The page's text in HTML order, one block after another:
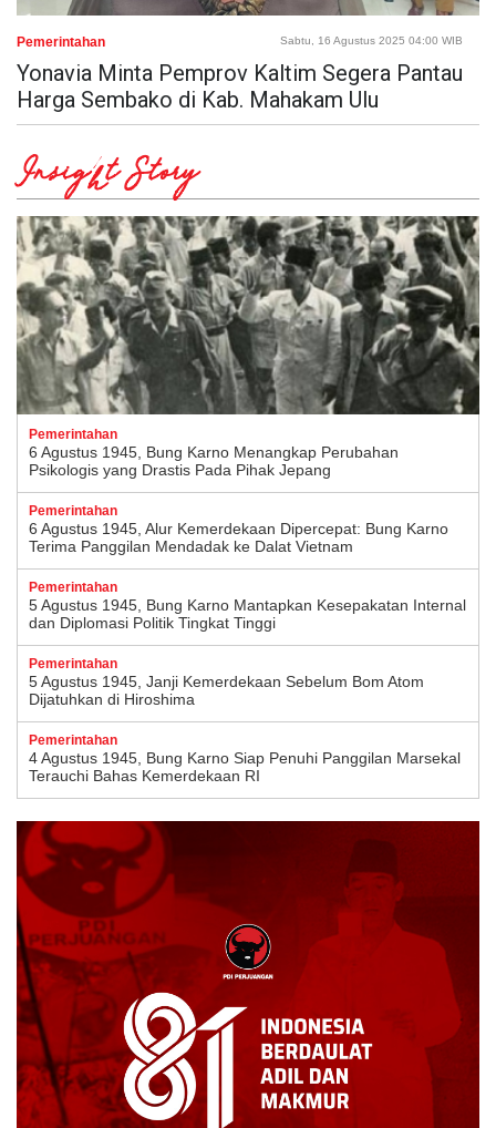
Pemerintahan Sabtu, 16 Agustus 2025 04:00 WIB
Yonavia Minta Pemprov Kaltim Segera Pantau
Harga Sembako di Kab. Mahakam Ulu
Insight Story
Pemerintahan
6 Agustus 1945, Bung Karno Menangkap Perubahan
Psikologis yang Drastis Pada Pihak Jepang
Pemerintahan
6 Agustus 1945, Alur Kemerdekaan Dipercepat: Bung Karno
Terima Panggilan Mendadak ke Dalat Vietnam
Pemerintahan
5 Agustus 1945, Bung Karno Mantapkan Kesepakatan Internal
dan Diplomasi Politik Tingkat Tinggi
Pemerintahan
5 Agustus 1945, Janji Kemerdekaan Sebelum Bom Atom
Dijatuhkan di Hiroshima
Pemerintahan
4 Agustus 1945, Bung Karno Siap Penuhi Panggilan Marsekal
Terauchi Bahas Kemerdekaan RI